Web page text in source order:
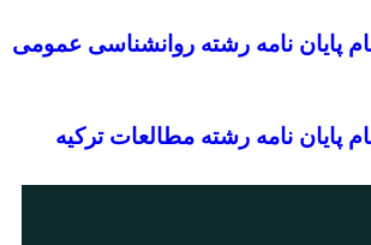
پایان نامه رشته روانشناسی عمومی
پایان نامه رشته مطالعات ترکیه